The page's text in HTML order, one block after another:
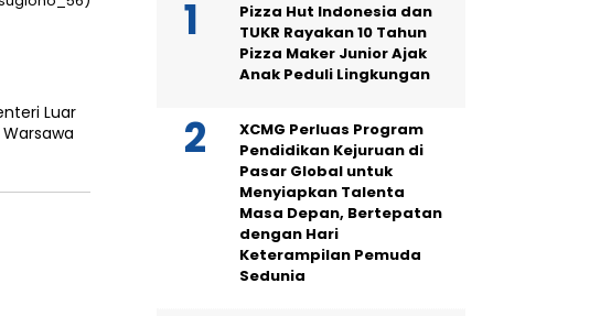
Luar
Pizza Hut Indonesia dan
TUKR Rayakan 10 Tahun
Pizza Maker Junior Ajak
Anak Peduli Lingkungan
XCMG Perluas Program
Pendidikan Kejuruan di
Pasar Global untuk
Menyiapkan Talenta
Masa Depan, Bertepatan
dengan Hari
Keterampilan Pemuda
Sedunia